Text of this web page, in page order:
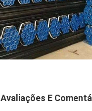
Avaliações E